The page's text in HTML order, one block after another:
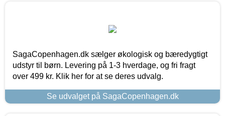
SagaCopenhagen.dk sælger økologisk og bæredygtigt
udstyr til børn. Levering på 1-3 hverdage, og fri fragt
over 499 kr. Klik her for at se deres udvalg.
Se udvalget på SagaCopenhagen.dk